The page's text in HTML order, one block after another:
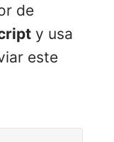
de
y usa
este